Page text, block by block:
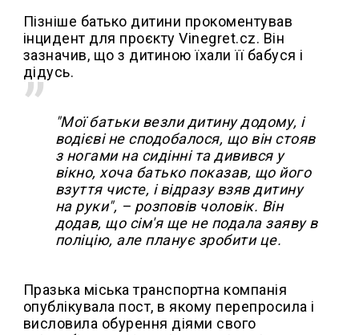
Пізніше батько дитини прокоментував
інцидент для проєкту Vinegret.cz. Він
зазначив, що з дитиною їхали її бабуся і
дідусь.
"Мої батьки везли дитину додому, і
водієві не сподобалося, що він стояв
з ногами на сидінні та дивився у
вікно, хоча батько показав, що його
взуття чисте, і відразу взяв дитину
на руки", – розповів чоловік. Він
додав, що сім'я ще не подала заяву в
поліцію, але планує зробити це.
Празька міська транспортна компанія
опублікувала пост, в якому перепросила і
висловила обурення діями свого